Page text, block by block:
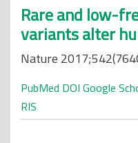
Rare and low-
variants alter
Nature
PubMed DOI Google
RIS